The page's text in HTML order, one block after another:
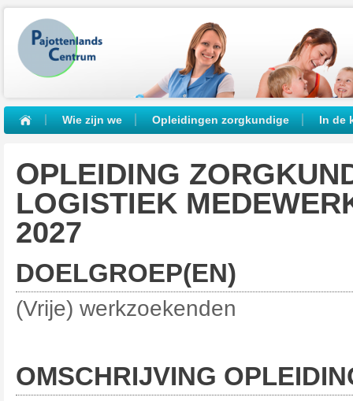
Wie zijn we Opleidingen zorgkundige In de
OPLEIDING ZORGKUNDIGE / HUISHOUDELIJK &
LOGISTIEK
2027
DOELGROEP(EN)
(Vrije) werkzoekenden
OMSCHRIJVING